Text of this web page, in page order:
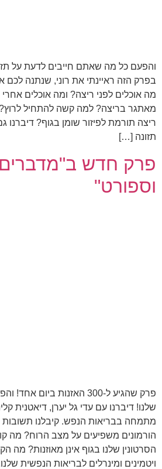
והפעם כל מה שאתם חייבים לדעת על
בפרק הזה ראיינתי את רוני, שנתנה
מה אוכלים לפני ריצה? ומה אוכלים
מאתגר בריצה? למה קשה להתחיל
ריצה תורמת לפיזור שומן בגוף? דיברנו
תזונה […]
פרק חדש ב"מדברים
וספורט"
פרק שהגיע ל-300 האזנות
שלנו! דיברנו עם עדי גל יערן, דיאטנית
מתמחה בבריאות הנפש. קיבלנו
הורמונים משפיעים על מצב הרוח? מה
הסרטונין שלנו בגוף אינן מאוזנות? מה
ויטמינים ומינרלים לבריאות הנפשית